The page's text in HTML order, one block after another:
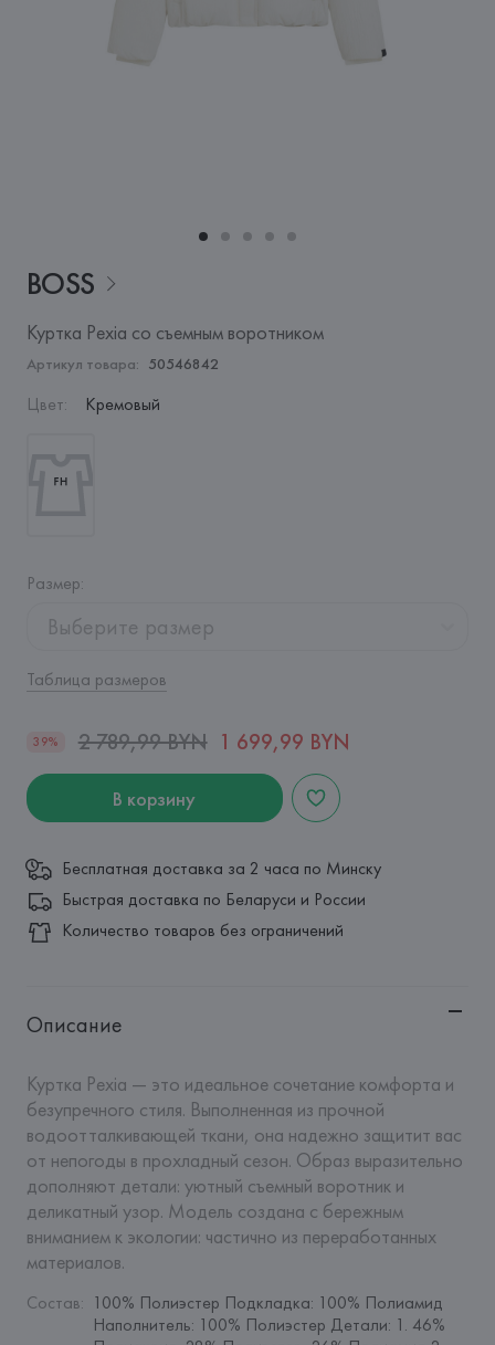
BOSS
Куртка Pexia со съемным воротником
Артикул товара: 50546842
Цвет: Кремовый
Размер:
Выберите размер
Таблица размеров
39% 2 789,99 BYN 1 699,99 BYN
В корзину
Бесплатная доставка за 2 часа по Минску
Быстрая доставка по Беларуси и России
Количество товаров без ограничений
Описание
Куртка Pexia — это идеальное сочетание комфорта и
безупречного стиля. Выполненная из прочной
водоотталкивающей ткани, она надежно защитит вас
от непогоды в прохладный сезон. Образ выразительно
дополняют детали: уютный съемный воротник и
деликатный узор. Модель создана с бережным
вниманием к экологии: частично из переработанных
материалов.
Состав: 100% Полиэстер Подкладка: 100% Полиамид
Наполнитель: 100% Полиэстер Детали: 1. 46%